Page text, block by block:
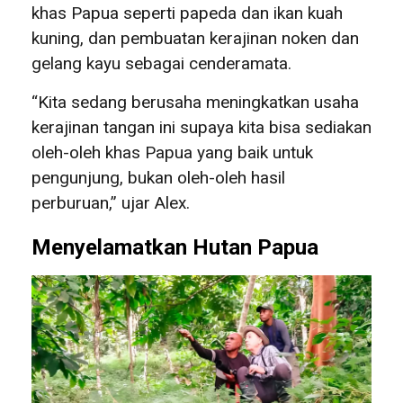
khas Papua seperti papeda dan ikan kuah
kuning, dan pembuatan kerajinan noken dan
gelang kayu sebagai cenderamata.
“Kita sedang berusaha meningkatkan usaha
kerajinan tangan ini supaya kita bisa sediakan
oleh-oleh khas Papua yang baik untuk
pengunjung, bukan oleh-oleh hasil
perburuan,” ujar Alex.
Menyelamatkan Hutan Papua